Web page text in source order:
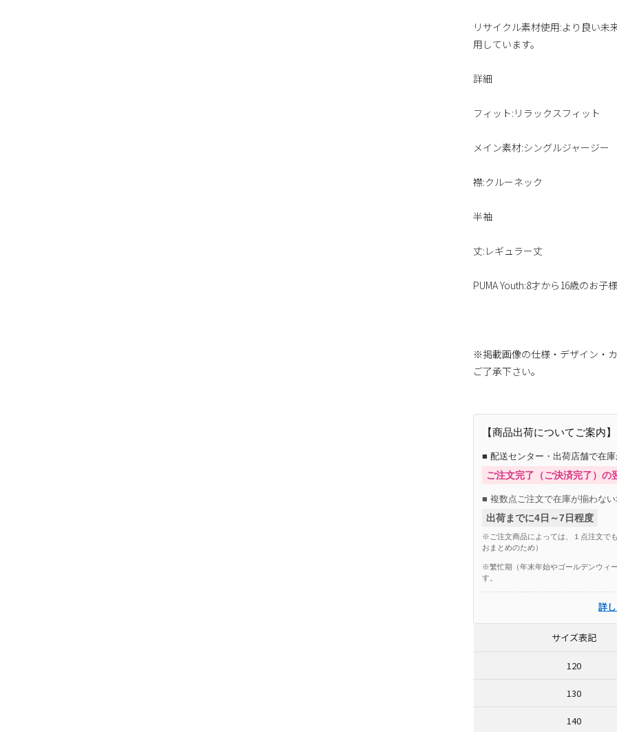
リサイクル素材使用:より良い
用しています。
詳細
フィット:リラックスフィット
メイン素材:シングルジャージー
襟:クルーネック
半袖
丈:レギュラー丈
PUMA Youth:8才から16歳のお子
※掲載画像の仕様・デザイン・
ご了承下さい。
【商品出荷についてご案内】
■ 配送センター・出荷店舗で在
ご注文完了（ご決済完了）の
■ 複数点ご注文で在庫が揃わない
出荷までに4日～7日程度
※ご注文商品によっては、１点注文で
おまとめのため）
※繁忙期（年末年始やゴールデンウィ
す。
詳
サイズ表記
120
130
140